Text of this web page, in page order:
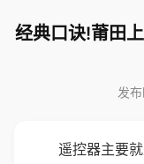
经典口诀!莆田
发
遥控器主要